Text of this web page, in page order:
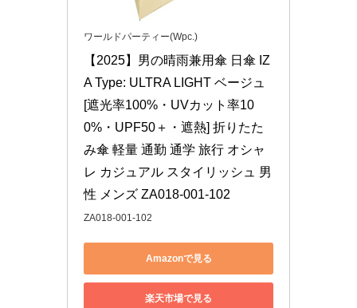
ワールドパーティー(Wpc.)
【2025】男の晴雨兼用傘 日傘 IZ
A Type: ULTRA LIGHT ベージュ
[遮光率100%・UVカット率10
0%・UPF50＋・遮熱] 折りたた
み傘 軽量 通勤 通学 旅行 オシャ
レ カジュアル スタイリッシュ 男
性 メンズ ZA018-001-102
ZA018-001-102
Amazonで見る
楽天市場で見る